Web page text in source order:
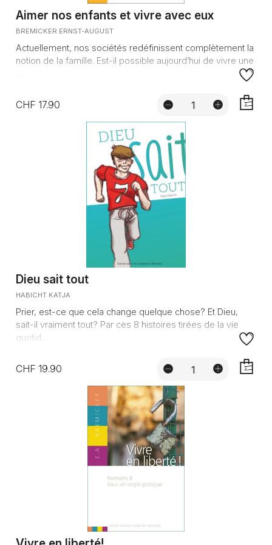
Aimer nos enfants et vivre avec eux
BREMICKER ERNST-AUGUST
Actuellement, nos sociétés redéfinissent complètement la
notion de la famille. Est-il possible aujourd’hui de vivre une
CHF 17.90
Dieu sait tout
HABICHT KATJA
Prier, est-ce que cela change quelque chose? Et Dieu,
sait-il vraiment tout? Par ces 8 histoires tirées de la vie
quotid...
CHF 19.90